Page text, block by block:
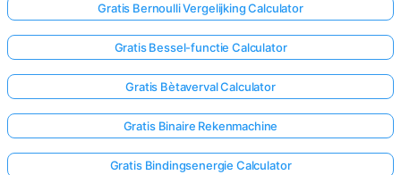
Gratis Bernoulli Vergelijking Calculator
Gratis Bessel-functie Calculator
Gratis Bètaverval Calculator
Gratis Binaire Rekenmachine
Gratis Bindingsenergie Calculator